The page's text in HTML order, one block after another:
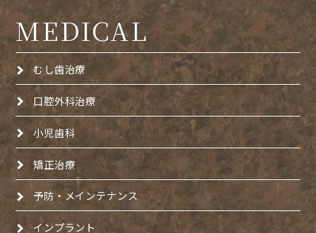
MEDICAL
むし歯治療
口腔外科治療
小児歯科
矯正治療
予防・メインテナンス
インプラント